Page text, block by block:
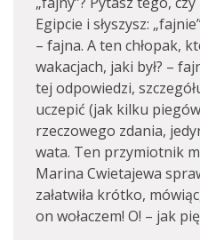
Egipcie i słyszysz:
– fajna. A ten chłopak,
wakacjach, jaki był? –
tej odpowiedzi,
uczepić (jak kilku
rzeczowego zdania,
wata. Ten przymiotnik
Marina Cwietajewa
załatwiła krótko,
on wołaczem! O! – jak